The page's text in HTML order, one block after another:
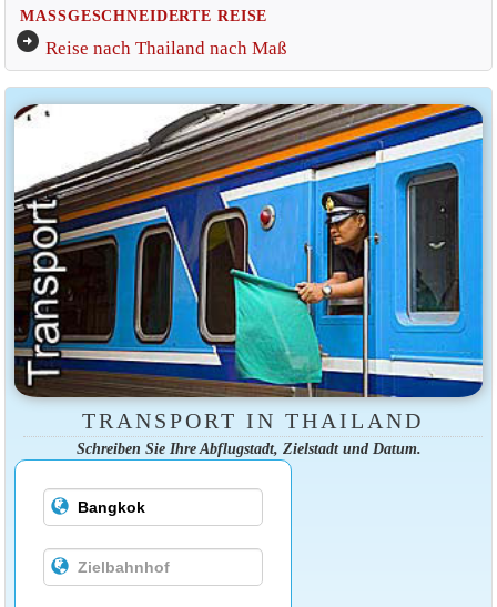
MASSGESCHNEIDERTE REISE
arrow_circle_right Reise nach Thailand nach Maß
TRANSPORT IN THAILAND
Schreiben Sie Ihre Abflugstadt, Zielstadt und Datum.